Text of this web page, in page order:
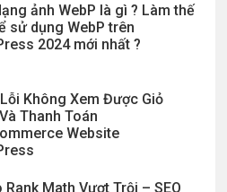
ảnh WebP là gì ? Làm thế
sử dụng WebP trên
2024 mới nhất ?
Không Xem Được Giỏ
Thanh Toán
Website
Rank Math Vượt Trội – SEO